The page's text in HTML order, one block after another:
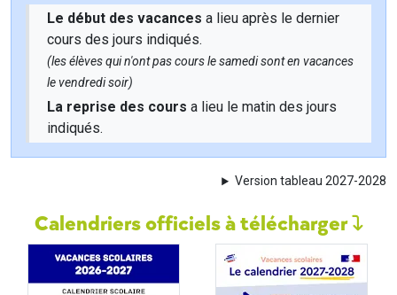
Le début des vacances a lieu après le dernier
cours des jours indiqués.
(les élèves qui n'ont pas cours le samedi sont en vacances
le vendredi soir)
La reprise des cours a lieu le matin des jours
indiqués.
Version tableau 2027-2028
Calendriers officiels à télécharger